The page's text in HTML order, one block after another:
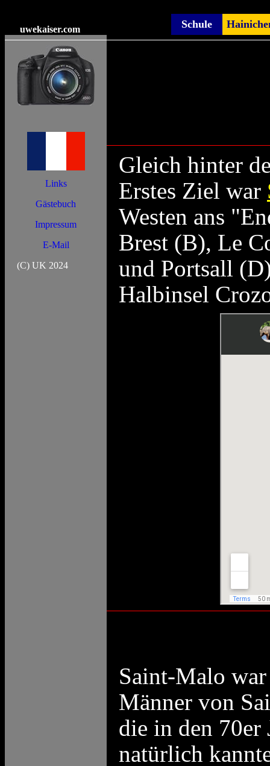
uwekaiser.com Schule
Links
Gästebuch
Impressum
E-Mail
(C) UK 2024
Gleich hinter
Erstes Ziel war
Westen ans
Brest (B), Le
und Portsall
Halbinsel
Saint-Malo
Männer von
die in den 70er
natürlich